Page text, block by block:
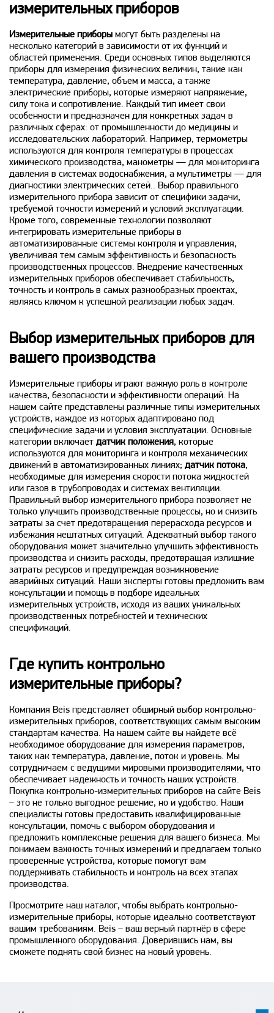
измерительных приборов
Измерительные приборы могут быть разделены на
несколько категорий в зависимости от их функций и
областей применения. Среди основных типов выделяются
приборы для измерения физических величин, такие как
температура, давление, объем и масса, а также
электрические приборы, которые измеряют напряжение,
силу тока и сопротивление. Каждый тип имеет свои
особенности и предназначен для конкретных задач в
различных сферах: от промышленности до медицины и
исследовательских лабораторий. Например, термометры
используются для контроля температуры в процессах
химического производства, манометры — для мониторинга
давления в системах водоснабжения, а мультиметры — для
диагностики электрических сетей.. Выбор правильного
измерительного прибора зависит от специфики задачи,
требуемой точности измерений и условий эксплуатации.
Кроме того, современные технологии позволяют
интегрировать измерительные приборы в
автоматизированные системы контроля и управления,
увеличивая тем самым эффективность и безопасность
производственных процессов. Внедрение качественных
измерительных приборов обеспечивает стабильность,
точность и контроль в самых разнообразных проектах,
являясь ключом к успешной реализации любых задач.
Выбор измерительных приборов для
вашего производства
Измерительные приборы играют важную роль в контроле
качества, безопасности и эффективности операций. На
нашем сайте представлены различные типы измерительных
устройств, каждое из которых адаптировано под
специфические задачи и условия эксплуатации. Основные
категории включает датчик положения, которые
используются для мониторинга и контроля механических
движений в автоматизированных линиях; датчик потока,
необходимые для измерения скорости потока жидкостей
или газов в трубопроводах и системах вентиляции.
Правильный выбор измерительного прибора позволяет не
только улучшить производственные процессы, но и снизить
затраты за счет предотвращения перерасхода ресурсов и
избежания нештатных ситуаций. Адекватный выбор такого
оборудования может значительно улучшить эффективность
производства и снизить расходы, предотвращая излишние
затраты ресурсов и предупреждая возникновение
аварийных ситуаций. Наши эксперты готовы предложить вам
консультации и помощь в подборе идеальных
измерительных устройств, исходя из ваших уникальных
производственных потребностей и технических
спецификаций.
Где купить контрольно
измерительные приборы?
Компания Beis представляет обширный выбор контрольно-
измерительных приборов, соответствующих самым высоким
стандартам качества. На нашем сайте вы найдете всё
необходимое оборудование для измерения параметров,
таких как температура, давление, поток и уровень. Мы
сотрудничаем с ведущими мировыми производителями, что
обеспечивает надежность и точность наших устройств.
Покупка контрольно-измерительных приборов на сайте Beis
– это не только выгодное решение, но и удобство. Наши
специалисты готовы предоставить квалифицированные
консультации, помочь с выбором оборудования и
предложить комплексные решения для вашего бизнеса. Мы
понимаем важность точных измерений и предлагаем только
проверенные устройства, которые помогут вам
поддерживать стабильность и контроль на всех этапах
производства.
Просмотрите наш каталог, чтобы выбрать контрольно-
измерительные приборы, которые идеально соответствуют
вашим требованиям. Beis – ваш верный партнёр в сфере
промышленного оборудования. Доверившись нам, вы
сможете поднять свой бизнес на новый уровень.